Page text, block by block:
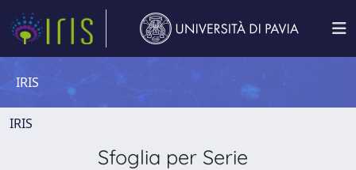
IRIS
IRIS
Sfoglia per Serie